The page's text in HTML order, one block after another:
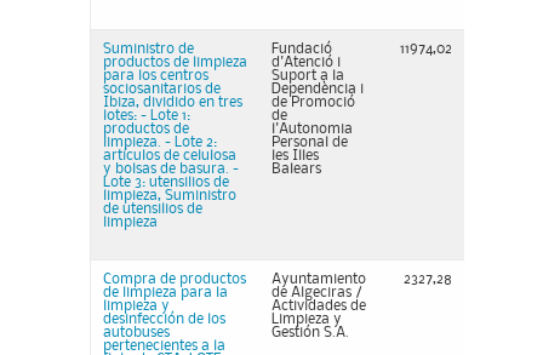
Suministro de
productos de limpieza
para los centros
sociosanitarios de
Ibiza, dividido en tres
lotes: - Lote 1:
productos de
limpieza. - Lote 2:
artículos de celulosa
y bolsas de basura. -
Lote 3: utensilios de
limpieza, Suministro
de utensilios de
limpieza
Fundació
d'Atenció i
Suport a la
Dependència i
de Promoció
de
l'Autonomia
Personal de
les Illes
Balears
11974,02
Compra de productos
de limpieza para la
limpieza y
desinfección de los
autobuses
pertenecientes a la
Ayuntamiento
de Algeciras /
Actividades de
Limpieza y
Gestión S.A.
2327,28